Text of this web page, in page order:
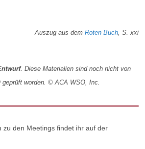
Auszug aus dem Roten Buch, S. xxi
. Diese Materialien sind noch nicht von
geprüft worden. © ACA WSO, Inc.
zu den Meetings findet ihr auf der